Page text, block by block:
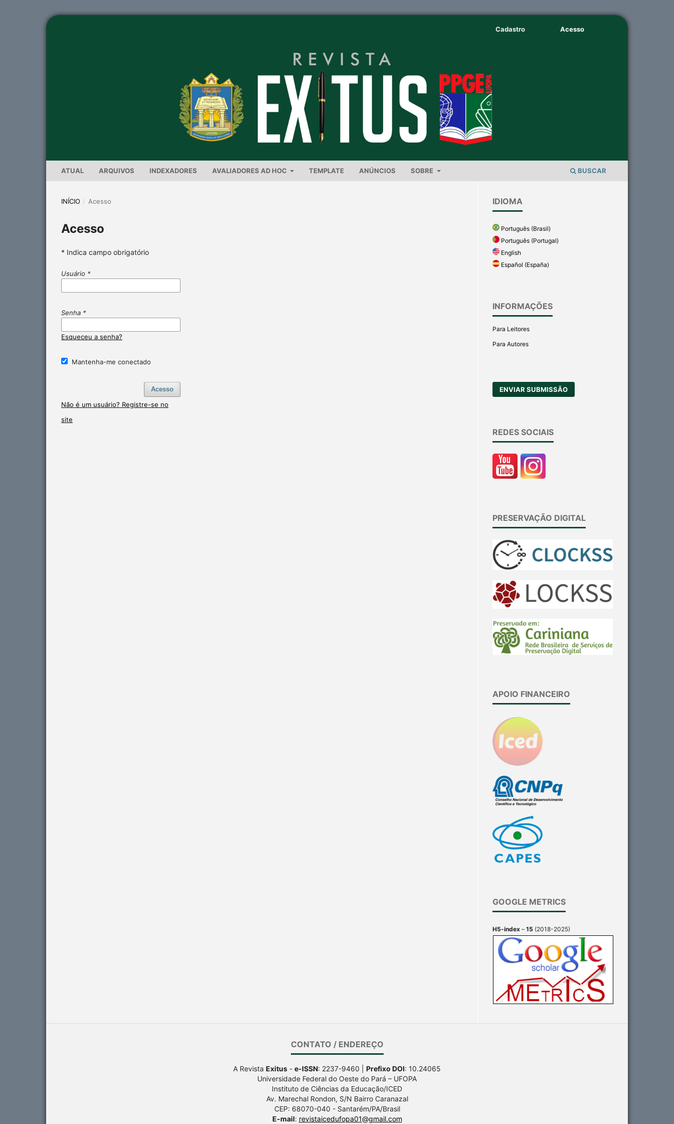
ATUAL ARQUIVOS INDEXADORES AVALIADORES AD HOC TEMPLATE ANÚNCIOS SOBRE BUSCAR
Cadastro Acesso
INÍCIO / Acesso
Acesso
* Indica campo obrigatório
Usuário *
Senha *
Esqueceu a senha?
Mantenha-me conectado
Acesso
Não é um usuário? Registre-se no
site
IDIOMA
Português (Brasil)
Português (Portugal)
English
Español (España)
INFORMAÇÕES
Para Leitores
Para Autores
ENVIAR SUBMISSÃO
REDES SOCIAIS
PRESERVAÇÃO DIGITAL
APOIO FINANCEIRO
GOOGLE METRICS
H5-index – 15 (2018-2025)
CONTATO / ENDEREÇO
A Revista Exitus - e-ISSN: 2237-9460 | Prefixo DOI: 10.24065
Universidade Federal do Oeste do Pará – UFOPA
Instituto de Ciências da Educação/ICED
Av. Marechal Rondon, S/N Bairro Caranazal
CEP: 68070-040 - Santarém/PA/Brasil
E-mail: revistaicedufopa01@gmail.com